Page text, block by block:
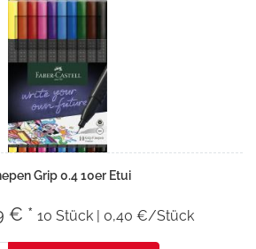
Grip 0.4 10er Etui
€ * 10 Stück | 0,40 €/Stück